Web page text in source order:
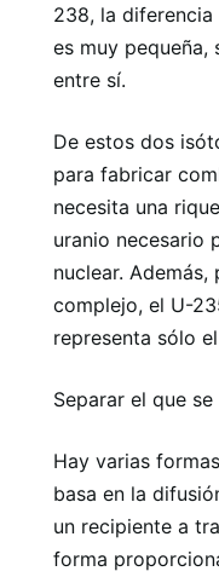
238, la diferencia
es muy
entre sí.
De estos dos
para fabricar
necesita una
uranio necesario
nuclear. Además,
complejo, el U-
representa sólo
Separar el que
Hay varias
basa en la
un recipiente a
forma